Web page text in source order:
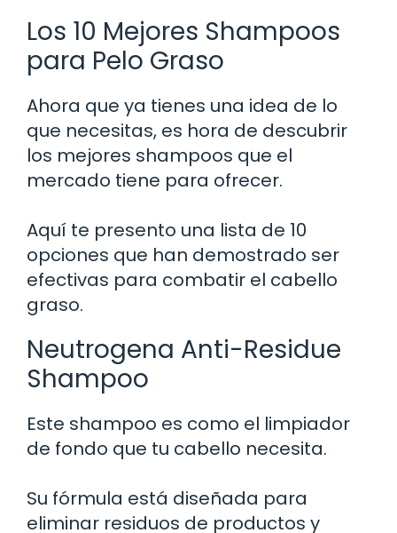
Los 10 Mejores Shampoos
para Pelo Graso
Ahora que ya tienes una idea de lo
que necesitas, es hora de descubrir
los mejores shampoos que el
mercado tiene para ofrecer.
Aquí te presento una lista de 10
opciones que han demostrado ser
efectivas para combatir el cabello
graso.
Neutrogena Anti-Residue
Shampoo
Este shampoo es como el limpiador
de fondo que tu cabello necesita.
Su fórmula está diseñada para
eliminar residuos de productos y